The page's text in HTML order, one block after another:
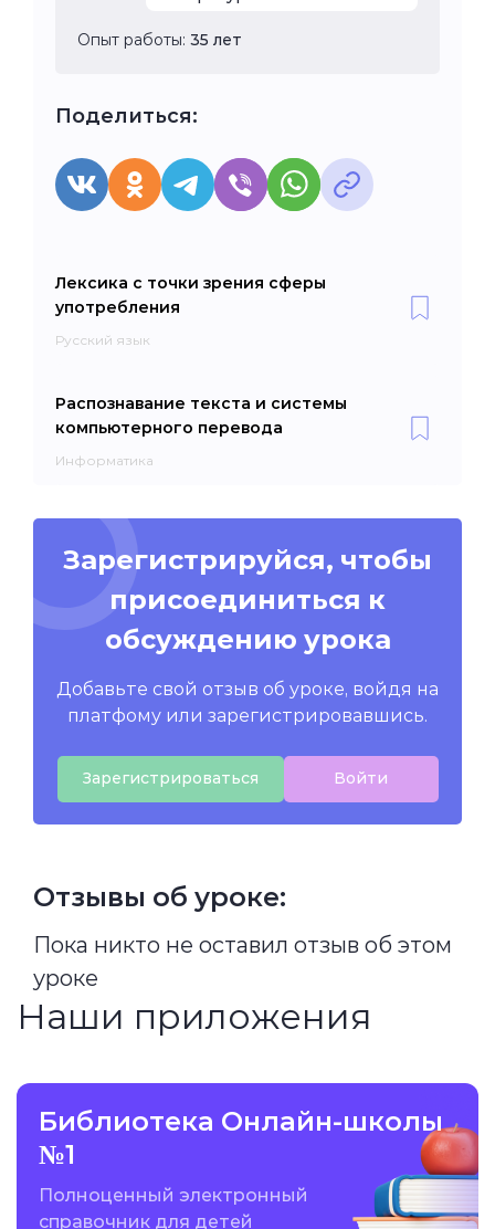
Опыт работы: 35 лет
Поделиться:
Лексика с точки зрения сферы
употребления
Русский язык
Распознавание текста и системы
компьютерного перевода
Информатика
Зарегистрируйся, чтобы
присоединиться к
обсуждению урока
Добавьте свой отзыв об уроке, войдя на
платфому или зарегистрировавшись.
Зарегистрироваться Войти
Отзывы об уроке:
Пока никто не оставил отзыв об этом
уроке
Наши приложения
Библиотека Онлайн-школы
№1
Полноценный электронный
справочник для детей